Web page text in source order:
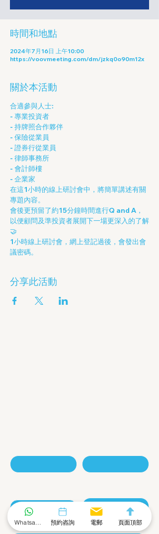
時間和地點
2024年7月16日 上午10:00
https://voovmeeting.com/dm/jzkq0o90m12x
關於本活動
合適參與人士:
- 專業投資者
- 持牌照合作夥伴
- 保險從業員
- 證券行從業員
- 律師事務所
- 會計師樓
- 企業家
在這1小時的線上研討會中，將簡單講述有關
專題內容。
會後更預留了約15分鐘時間進行Q and A，
以便顧問及準投資者展開下一場更深入的了解
🤝
1小時線上研討會，網上登記過後，會發出會
議密碼。
分享此活動
公司 預約咨詢 電郵 頁面頂部